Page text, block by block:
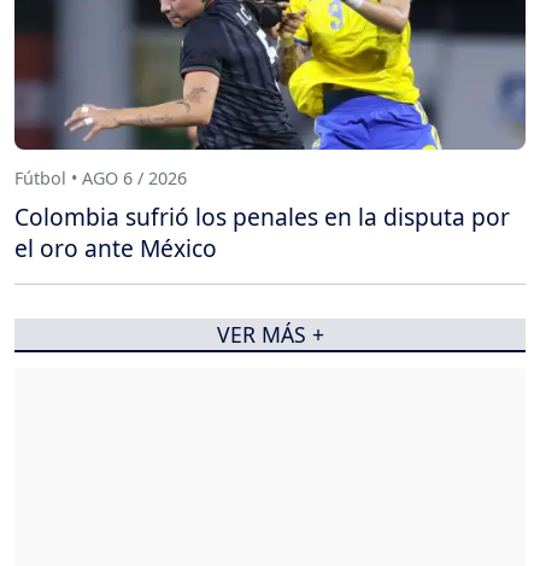
Fútbol • AGO 6 / 2026
Colombia sufrió los penales en la disputa por
el oro ante México
VER MÁS +